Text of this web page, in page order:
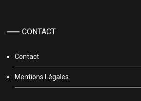
CONTACT
Contact
Mentions Légales